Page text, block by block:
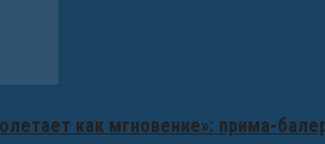
как мгновение»: прима-